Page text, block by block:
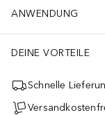
ANWENDUNG
DEINE VORTEILE
Schnelle